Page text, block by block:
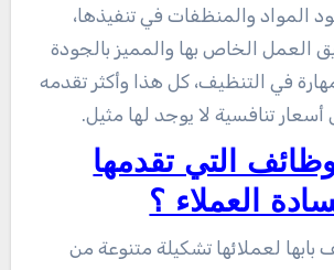
المواد والمنظفات في تنفيذها،
العمل الخاص بها والمميز بالجودة
في التنظيف، كل هذا وأكثر تقدمه
أسعار تنافسية لا يوجد لها مثيل.
التي تقدمها
العملاء ؟
لعملائها تشكيلة متنوعة من